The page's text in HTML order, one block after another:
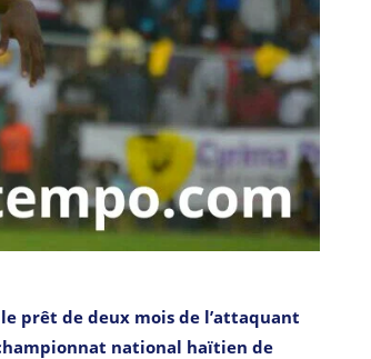
prêt de deux mois de l’attaquant
national haïtien de